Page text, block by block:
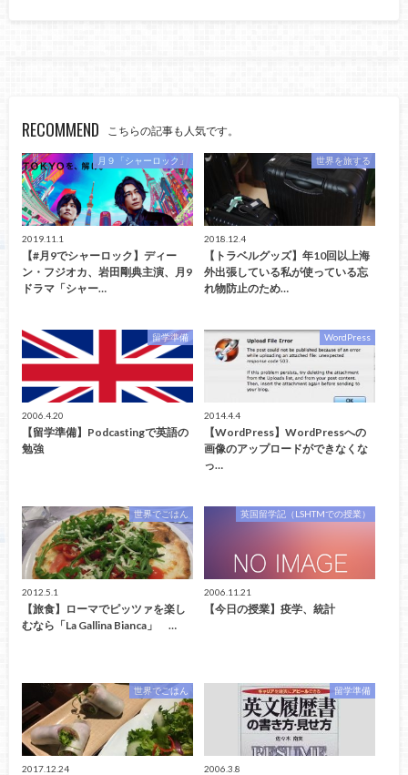
RECOMMEND こちらの記事も人気です。
月９「シャーロック」
2019.11.1
【#月9でシャーロック】ディー
ン・フジオカ、岩田剛典主演、月9
ドラマ「シャー…
世界を旅する
2018.12.4
【トラベルグッズ】年10回以上海
外出張している私が使っている忘
れ物防止のため…
留学準備
2006.4.20
【留学準備】Podcastingで英語の
勉強
WordPress
2014.4.4
【WordPress】WordPressへの
画像のアップロードができなくな
っ…
世界でごはん
2012.5.1
【旅食】ローマでピッツァを楽し
むなら「La Gallina Bianca」 …
英国留学記（LSHTMでの授業）
2006.11.21
【今日の授業】疫学、統計
世界でごはん
2017.12.24
留学準備
2006.3.8